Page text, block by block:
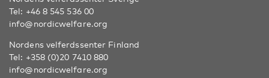
Tel: +46 8 545 536 00
info@nordicwelfare.org
Nordens velferdssenter Finland
Tel: +358 (0)20 7410 880
info@nordicwelfare.org